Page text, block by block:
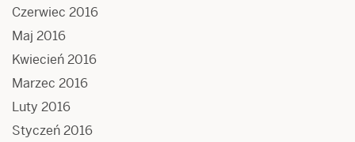
Czerwiec 2016
Maj 2016
Kwiecień 2016
Marzec 2016
Luty 2016
Styczeń 2016